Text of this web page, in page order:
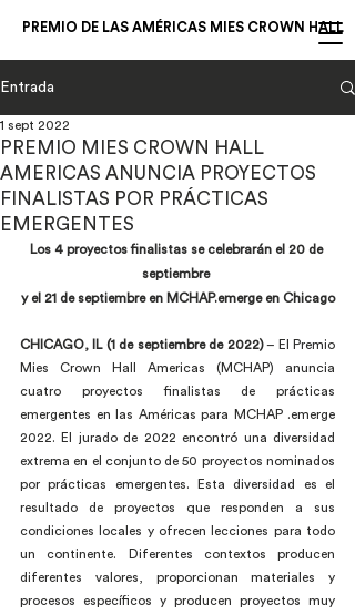
PREMIO DE LAS AMÉRICAS MIES CROWN HALL
Entrada
PREMIO MIES CROWN HALL
AMERICAS ANUNCIA PROYECTOS
FINALISTAS POR PRÁCTICAS
EMERGENTES
1 sept 2022
Los 4 proyectos finalistas se celebrarán el 20 de
septiembre
y el 21 de septiembre en MCHAP.emerge en Chicago
CHICAGO, IL (1 de septiembre de 2022) – El Premio
Mies Crown Hall Americas (MCHAP) anuncia
cuatro proyectos finalistas de prácticas
emergentes en las Américas para MCHAP .emerge
2022. El jurado de 2022 encontró una diversidad
extrema en el conjunto de 50 proyectos nominados
por prácticas emergentes. Esta diversidad es el
resultado de proyectos que responden a sus
condiciones locales y ofrecen lecciones para todo
un continente. Diferentes contextos producen
diferentes valores, proporcionan materiales y
procesos específicos y producen proyectos muy